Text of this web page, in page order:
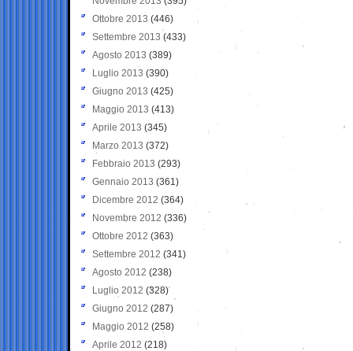
Ottobre 2013 (446)
Settembre 2013 (433)
Agosto 2013 (389)
Luglio 2013 (390)
Giugno 2013 (425)
Maggio 2013 (413)
Aprile 2013 (345)
Marzo 2013 (372)
Febbraio 2013 (293)
Gennaio 2013 (361)
Dicembre 2012 (364)
Novembre 2012 (336)
Ottobre 2012 (363)
Settembre 2012 (341)
Agosto 2012 (238)
Luglio 2012 (328)
Giugno 2012 (287)
Maggio 2012 (258)
Aprile 2012 (218)